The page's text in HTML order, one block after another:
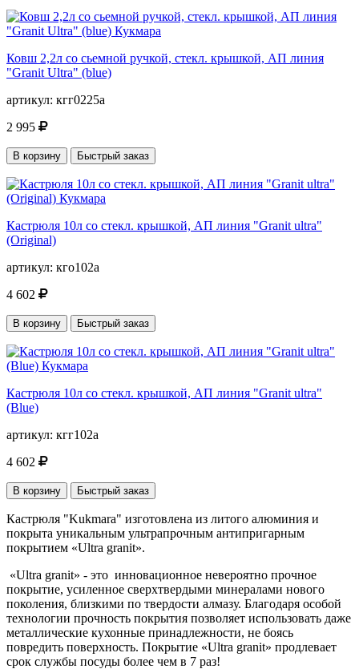
Ковш 2,2л со сьемной ручкой, стекл. крышкой, АП линия
"Granit Ultra" (blue)
артикул: кгг0225а
2 995
В корзину Быстрый заказ
Кастрюля 10л со стекл. крышкой, АП линия "Granit ultra"
(Original)
артикул: кго102а
4 602
В корзину Быстрый заказ
Кастрюля 10л со стекл. крышкой, АП линия "Granit ultra"
(Blue)
артикул: кгг102а
4 602
В корзину Быстрый заказ
Кастрюля "Kukmara" изготовлена из литого алюминия и
покрыта уникальным ультрапрочным антипригарным
покрытием «Ultra granit».
«Ultra granit» - это инновационное невероятно прочное
покрытие, усиленное сверхтвердыми минералами нового
поколения, близкими по твердости алмазу. Благодаря особой
технологии прочность покрытия позволяет использовать даже
металлические кухонные принадлежности, не боясь
повредить поверхность. Покрытие «Ultra granit» продлевает
срок службы посуды более чем в 7 раз!